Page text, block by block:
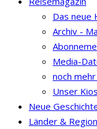
Das neue
Archiv -
Media-
noch
Unser
Neue
Länder &